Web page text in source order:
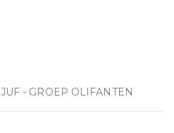
JUF - GROEP OLIFANTEN